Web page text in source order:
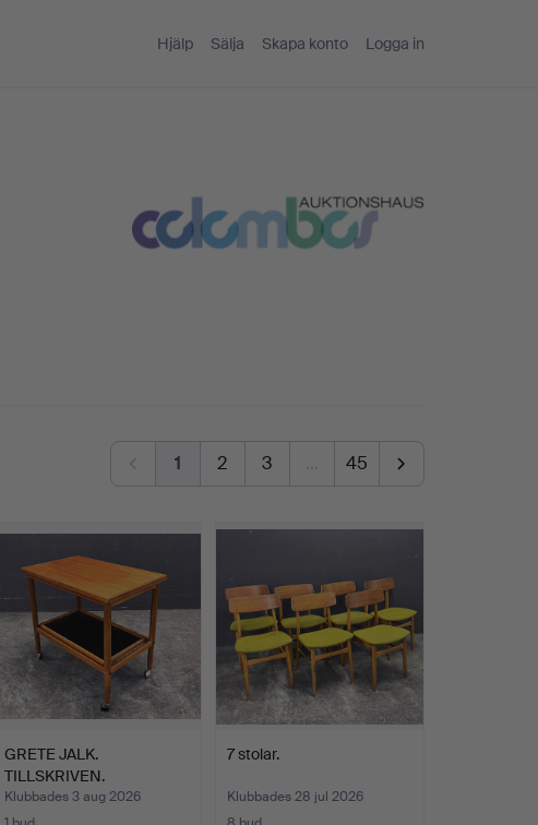
Hjälp Sälja Skapa konto Logga in
1 2 3 … 45
GRETE JALK.
TILLSKRIVEN.
Serveringsvagn på…
Klubbades 3 aug 2026
7 stolar.
Klubbades 28 jul 2026